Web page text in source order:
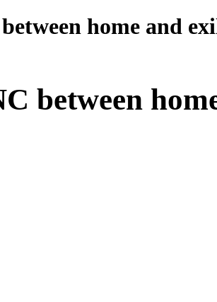
home and
between